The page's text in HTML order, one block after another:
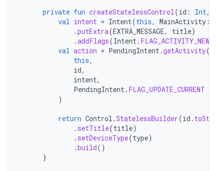
private fun createStatelessControl(id : Int,
val intent = Intent(this, MainActivity ::
.putExtra(EXTRA_MESSAGE, title)
.addFlags(Intent.
val action = PendingIntent.getActivity(
this,
id,
intent,
PendingIntent. FLAG_UPDATE_CURRENT
)
return Control .StatelessBuilder(id .
. setTitle(title)
. setDeviceType(type)
.build()
}